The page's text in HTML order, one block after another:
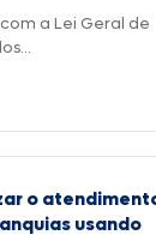
a Lei Geral de
o
usando